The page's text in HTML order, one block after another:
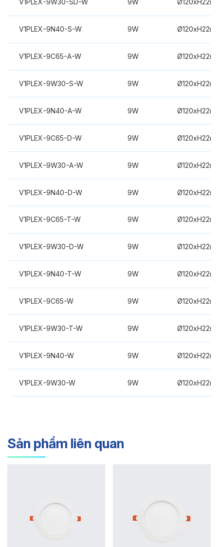
V1PLEX-9W30-SD-W 9W
V1PLEX-9N40-S-W 9W
V1PLEX-9C65-A-W 9W
V1PLEX-9W30-S-W 9W
V1PLEX-9N40-A-W 9W
V1PLEX-9C65-D-W 9W
V1PLEX-9W30-A-W 9W
V1PLEX-9N40-D-W 9W
V1PLEX-9C65-T-W 9W
V1PLEX-9W30-D-W 9W
V1PLEX-9N40-T-W 9W
V1PLEX-9C65-W 9W
V1PLEX-9W30-T-W 9W
V1PLEX-9N40-W 9W
V1PLEX-9W30-W 9W
Sản phẩm liên quan